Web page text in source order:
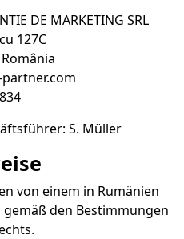
DE MARKETING SRL
127C
S. Müller
von einem in Rumänien
den Bestimmungen